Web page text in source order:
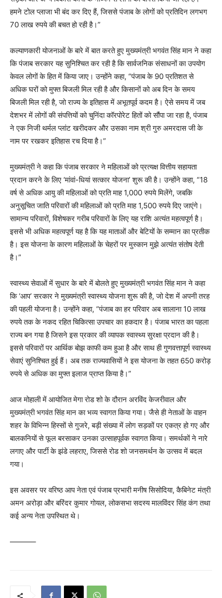
हमने टोल प्लाजा भी बंद कर दिए हैं, जिससे पंजाब के लोगों को प्रतिदिन लगभग
70 लाख रुपये की बचत हो रही है।”
कल्याणकारी योजनाओं के बारे में बात करते हुए मुख्यमंत्री भगवंत सिंह मान ने कहा
कि पंजाब सरकार यह सुनिश्चित कर रही है कि सार्वजनिक संसाधनों का उपयोग
केवल लोगों के हित में किया जाए। उन्होंने कहा, “पंजाब के 90 प्रतिशत से
अधिक घरों को मुफ्त बिजली मिल रही है और किसानों को अब दिन के समय
बिजली मिल रही है, जो राज्य के इतिहास में अभूतपूर्व कदम है। ऐसे समय में जब
देशभर में लोगों की संपत्तियों को चुनिंदा कॉरपोरेट हितों को सौंपा जा रहा है, पंजाब
ने एक निजी थर्मल प्लांट खरीदकर और उसका नाम श्री गुरु अमरदास जी के
नाम पर रखकर इतिहास रच दिया है।”
मुख्यमंत्री ने कहा कि पंजाब सरकार ने महिलाओं को प्रत्यक्ष वित्तीय सहायता
प्रदान करने के लिए ‘मांवां-धियां सत्कार योजना’ शुरू की है। उन्होंने कहा, “18
वर्ष से अधिक आयु की महिलाओं को प्रति माह 1,000 रुपये मिलेंगे, जबकि
अनुसूचित जाति परिवारों की महिलाओं को प्रति माह 1,500 रुपये दिए जाएंगे।
सामान्य परिवारों, विशेषकर गरीब परिवारों के लिए यह राशि अत्यंत महत्वपूर्ण है।
इससे भी अधिक महत्वपूर्ण यह है कि यह माताओं और बेटियों के सम्मान का प्रतीक
है। इस योजना के कारण महिलाओं के चेहरों पर मुस्कान मुझे अत्यंत संतोष देती
है।”
स्वास्थ्य सेवाओं में सुधार के बारे में बोलते हुए मुख्यमंत्री भगवंत सिंह मान ने कहा
कि ‘आप’ सरकार ने मुख्यमंत्री स्वास्थ्य योजना शुरू की है, जो देश में अपनी तरह
की पहली योजना है। उन्होंने कहा, “पंजाब का हर परिवार अब सालाना 10 लाख
रुपये तक के नकद रहित चिकित्सा उपचार का हकदार है। पंजाब भारत का पहला
राज्य बन गया है जिसने इस प्रकार की व्यापक स्वास्थ्य सुरक्षा प्रदान की है।
इससे परिवारों पर आर्थिक बोझ काफी कम हुआ है और साथ ही गुणवत्तापूर्ण स्वास्थ्य
सेवाएं सुनिश्चित हुई हैं। अब तक राज्यवासियों ने इस योजना के तहत 650 करोड़
रुपये से अधिक का मुफ्त इलाज प्राप्त किया है।”
आज मोहाली में आयोजित मेगा रोड शो के दौरान अरविंद केजरीवाल और
मुख्यमंत्री भगवंत सिंह मान का भव्य स्वागत किया गया। जैसे ही नेताओं के वाहन
शहर के विभिन्न हिस्सों से गुजरे, बड़ी संख्या में लोग सड़कों पर एकत्र हो गए और
बालकनियों से फूल बरसाकर उनका उत्साहपूर्वक स्वागत किया। समर्थकों ने नारे
लगाए और पार्टी के झंडे लहराए, जिससे रोड शो जनसमर्थन के उत्सव में बदल
गया।
इस अवसर पर वरिष्ठ आप नेता एवं पंजाब प्रभारी मनीष सिसोदिया, कैबिनेट मंत्री
अमन अरोड़ा और बरिंदर कुमार गोयल, लोकसभा सदस्य मालविंदर सिंह कंग तथा
कई अन्य नेता उपस्थित थे।
———–